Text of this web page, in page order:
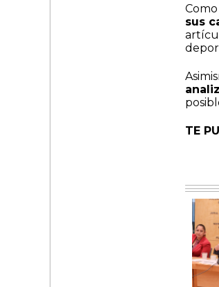
sus
TE